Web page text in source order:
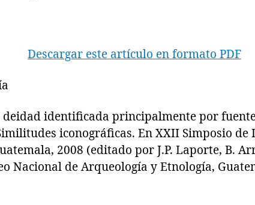
Descargar este artículo en formato PDF
identificada principalmente por
iconográficas. En XXII Simposio de
2008 (editado por J.P. Laporte, B.
Nacional de Arqueología y Etnología,